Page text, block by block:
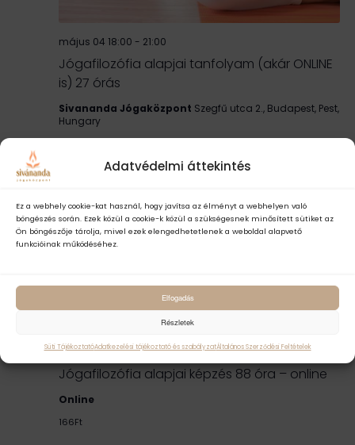
Adatvédelmi áttekintés
Ez a webhely cookie-kat használ, hogy javítsa az élményt a webhelyen való
böngészés során. Ezek közül a cookie-k közül a szükségesnek minősített sütiket az
Ön böngészője tárolja, mivel ezek elengedhetetlenek a weboldal alapvető
funkcióinak működéséhez.
Elfogadás
Részletek
Süti TájékoztatóAdatkezelési tájékoztató és szabályzatÁltalános Szerződési Feltételek
Jógafilozófia alapjai tanfolyam (akár ONLINE
is) 27 órás
május 04 18:00 - 21:00
Sivananda Jógaközpont Szegfű utca 2., Budapest, Pest,
Hungary
CSÜ
Jógafilozófia alapjai képzés 88 óra – online
május 21 18:00-21:30
Online
166Ft